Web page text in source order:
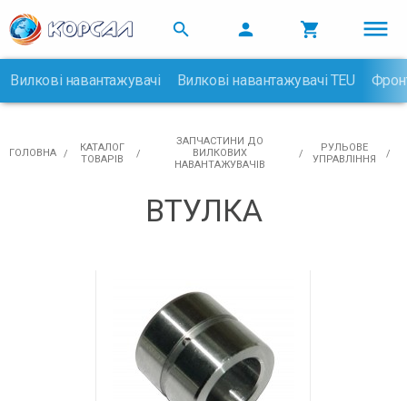
  
Вилкові навантажувачі Вилкові навантажувачі TEU
ГОЛОВНА
КАТАЛОГ
ТОВАРІВ
ЗАПЧАСТИНИ ДО
ВИЛКОВИХ
НАВАНТАЖУВАЧІВ
РУЛЬОВЕ
УПРАВЛІННЯ
ВТУЛКА